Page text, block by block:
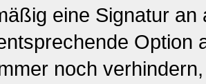
eine Signatur
Option
noch